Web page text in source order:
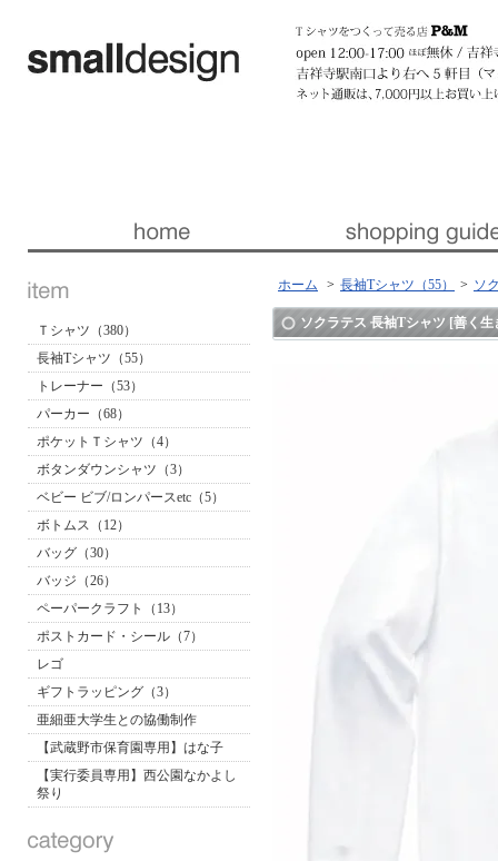
Ｔシャツ（380）
長袖Tシャツ（55）
トレーナー（53）
パーカー（68）
ポケットＴシャツ（4）
ボタンダウンシャツ（3）
ベビー ビブ/ロンパースetc（5）
ボトムス（12）
バッグ（30）
バッジ（26）
ペーパークラフト（13）
ポストカード・シール（7）
レゴ
ギフトラッピング（3）
亜細亜大学生との協働制作
【武蔵野市保育園専用】はな子
【実行委員専用】西公園なかよし
祭り
ホーム > 長袖Tシャツ（55） > ソ
ソクラテス 長袖Tシャツ [善く生